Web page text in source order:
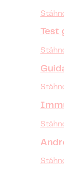
Test